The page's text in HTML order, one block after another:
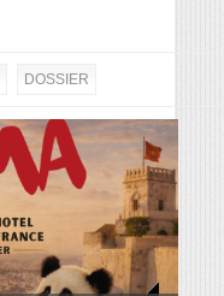
DOSSIER